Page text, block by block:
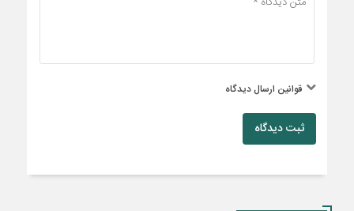
قوانین ارسال دیدگاه
ثبت دیدگاه